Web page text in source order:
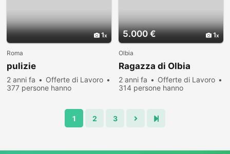
1
Roma
pulizie
2 anni fa
Offerte di Lavoro
377 persone hanno
5.000 € 1
Olbia
Ragazza di Olbia
2 anni fa
Offerte di Lavoro
314 persone hanno
1 2 3